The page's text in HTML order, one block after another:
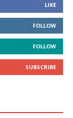
LIKE
FOLLOW
FOLLOW
SUBSCRIBE